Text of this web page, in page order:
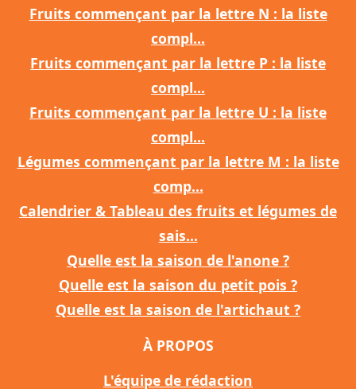
Fruits commençant par la lettre N : la liste
compl...
Fruits commençant par la lettre P : la liste
compl...
Fruits commençant par la lettre U : la liste
compl...
Légumes commençant par la lettre M : la liste
comp...
Calendrier & Tableau des fruits et légumes de
sais...
Quelle est la saison de l'anone ?
Quelle est la saison du petit pois ?
Quelle est la saison de l'artichaut ?
À PROPOS
L'équipe de rédaction